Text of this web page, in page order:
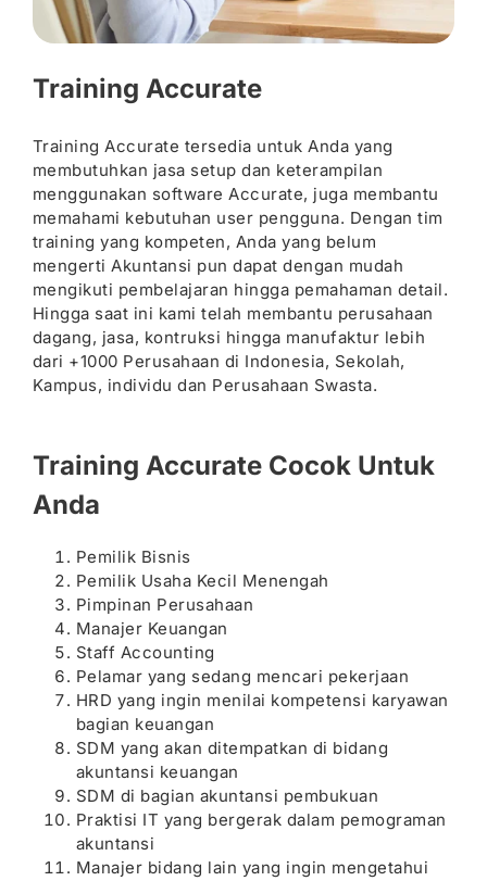
Training Accurate
Training Accurate tersedia untuk Anda yang
membutuhkan jasa setup dan keterampilan
menggunakan software Accurate, juga membantu
memahami kebutuhan user pengguna. Dengan tim
training yang kompeten, Anda yang belum
mengerti Akuntansi pun dapat dengan mudah
mengikuti pembelajaran hingga pemahaman detail.
Hingga saat ini kami telah membantu perusahaan
dagang, jasa, kontruksi hingga manufaktur lebih
dari +1000 Perusahaan di Indonesia, Sekolah,
Kampus, individu dan Perusahaan Swasta.
Training Accurate Cocok Untuk
Anda
Pemilik Bisnis
Pemilik Usaha Kecil Menengah
Pimpinan Perusahaan
Manajer Keuangan
Staff Accounting
Pelamar yang sedang mencari pekerjaan
HRD yang ingin menilai kompetensi karyawan
bagian keuangan
SDM yang akan ditempatkan di bidang
akuntansi keuangan
SDM di bagian akuntansi pembukuan
Praktisi IT yang bergerak dalam pemograman
akuntansi
Manajer bidang lain yang ingin mengetahui